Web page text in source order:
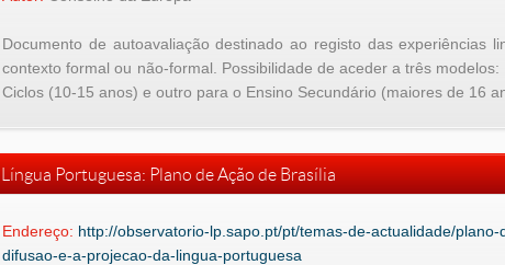
Documento de autoavaliação destinado ao registo das experiências
contexto formal ou não-formal. Possibilidade de aceder a três modelos:
Ciclos (10-15 anos) e outro para o Ensino Secundário (maiores de 16
Língua Portuguesa: Plano de Ação de Brasília
Endereço: http://observatorio-lp.sapo.pt/pt/temas-de-actualidade/
difusao-e-a-projecao-da-lingua-portuguesa